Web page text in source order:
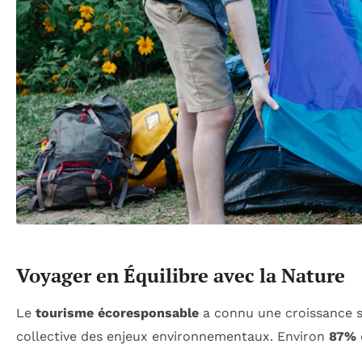
Voyager en Équilibre avec la Nature
Le tourisme écoresponsable a connu une croissance
collective des enjeux environnementaux. Environ 87%